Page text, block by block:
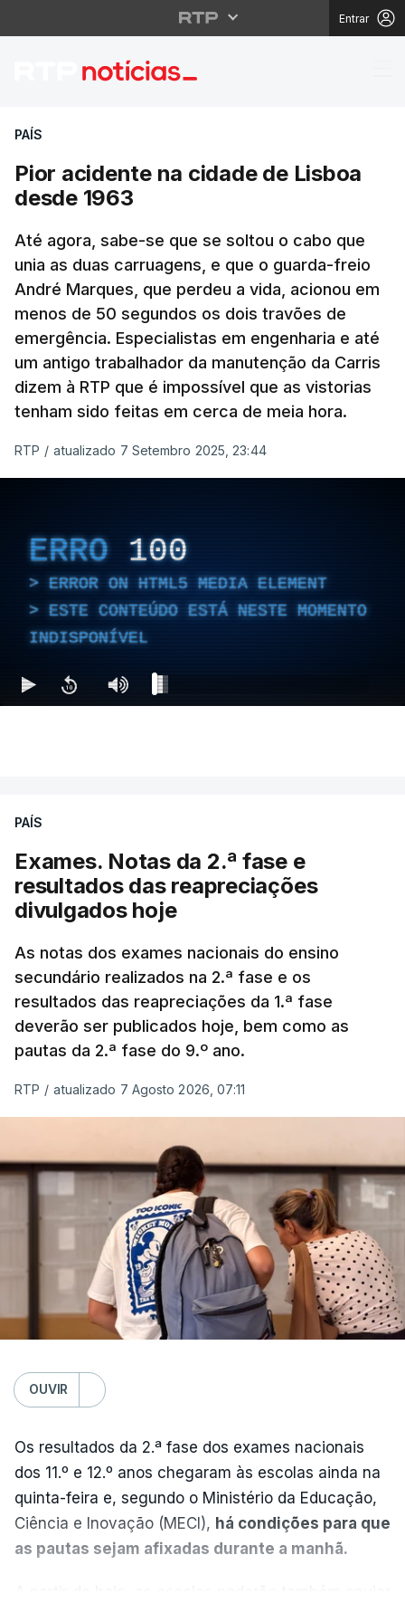
Entrar
Pior acidente na
PAÍS
Pior acidente na cidade de Lisboa
desde 1963
Até agora, sabe-se que se soltou o cabo que
unia as duas carruagens, e que o guarda-freio
André Marques, que perdeu a vida, acionou em
menos de 50 segundos os dois travões de
emergência. Especialistas em engenharia e até
um antigo trabalhador da manutenção da Carris
dizem à RTP que é impossível que as vistorias
tenham sido feitas em cerca de meia hora.
RTP / atualizado 7 Setembro 2025, 23:44
ERRO 100
ERROR ON HTML5 MEDIA ELEMENT
ESTE CONTEÚDO ESTÁ NESTE MOMENTO
INDISPONÍVEL
PAÍS
Exames. Notas da 2.ª fase e
resultados das reapreciações
divulgados hoje
As notas dos exames nacionais do ensino
secundário realizados na 2.ª fase e os
resultados das reapreciações da 1.ª fase
deverão ser publicados hoje, bem como as
pautas da 2.ª fase do 9.º ano.
RTP / atualizado 7 Agosto 2026, 07:11
OUVIR
Os resultados da 2.ª fase dos exames nacionais
dos 11.º e 12.º anos chegaram às escolas ainda na
quinta-feira e, segundo o Ministério da Educação,
Ciência e Inovação (MECI), há condições para que
as pautas sejam afixadas durante a manhã.